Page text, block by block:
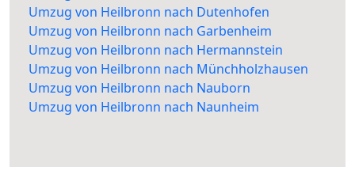
Umzug von Heilbronn nach Dutenhofen
Umzug von Heilbronn nach Garbenheim
Umzug von Heilbronn nach Hermannstein
Umzug von Heilbronn nach Münchholzhausen
Umzug von Heilbronn nach Nauborn
Umzug von Heilbronn nach Naunheim